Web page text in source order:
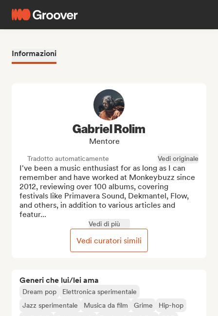
Informazioni
Generi che lui/lei ama
Dream pop
Elettronica sperimentale
Jazz sperimentale
Musica da film Grime
Hip-hop
Gabriel Rolim
Mentore
Tradotto automaticamente Vedi originale
I've been a music enthusiast for as long as I can
remember and have worked at Monkeybuzz since
2012, reviewing over 100 albums, covering
festivals like Primavera Sound, Dekmantel, Flow,
and others, in addition to various articles and
featur...
Vedi di più
Vedi curatori simili